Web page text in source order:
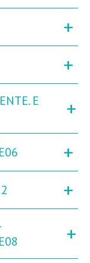
+
+
E
+
+
+
+